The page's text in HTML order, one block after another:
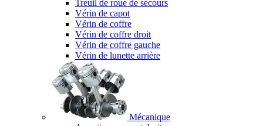
Treuil de roue de secours
Vérin de capot
Vérin de coffre
Vérin de coffre droit
Vérin de coffre gauche
Vérin de lunette arrière
Mécanique